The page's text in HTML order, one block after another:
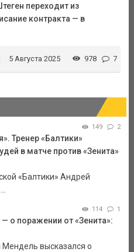
переходит из
контракта — в
5 Августа 2025 978 7
149 2
Тренер «Балтики»
в матче против «Зенита»
«Балтики» Андрей
114 1
о поражении от «Зенита»:
высказался о